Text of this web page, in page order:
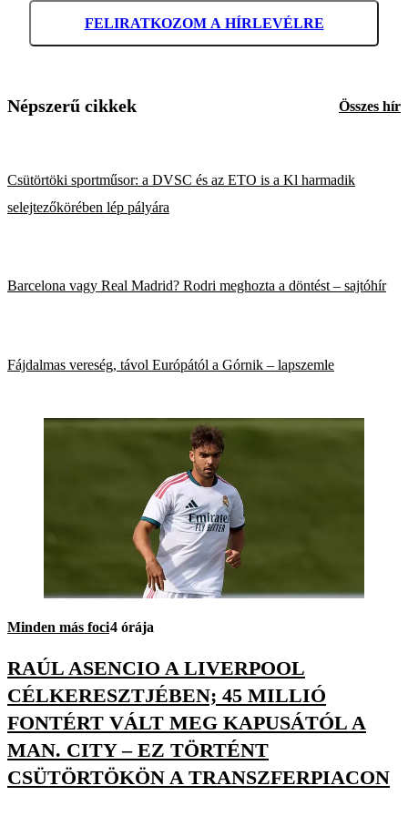
FELIRATKOZOM A HÍRLEVÉLRE
Népszerű cikkek Összes hír
Csütörtöki sportműsor: a DVSC és az ETO is a Kl harmadik
selejtezőkörében lép pályára
Barcelona vagy Real Madrid? Rodri meghozta a döntést – sajtóhír
Fájdalmas vereség, távol Európától a Górnik – lapszemle
Minden más foci4 órája
RAÚL ASENCIO A LIVERPOOL
CÉLKERESZTJÉBEN; 45 MILLIÓ
FONTÉRT VÁLT MEG KAPUSÁTÓL A
MAN. CITY – EZ TÖRTÉNT
CSÜTÖRTÖKÖN A TRANSZFERPIACON